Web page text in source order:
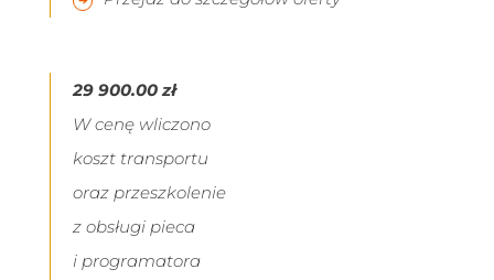
29 900.00 zł
W cenę wliczono
koszt transportu
oraz przeszkolenie
z obsługi pieca
i programatora